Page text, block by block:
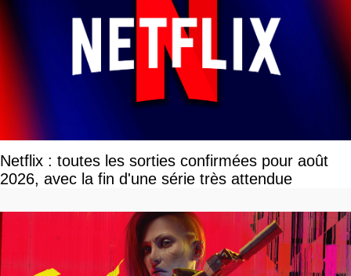
Netflix : toutes les sorties confirmées pour août
2026, avec la fin d'une série très attendue